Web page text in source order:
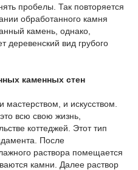
пробелы. Так повторяется
обработанного камня
камень, однако,
деревенский вид грубого
каменных стен
мастерством, и искусством.
всю свою жизнь,
коттеджей. Этот тип
После
раствора помещается
камни. Далее раствор